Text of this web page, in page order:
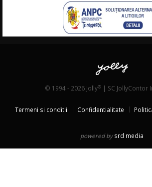
© 1994 - 2026 Jolly® | SC JollyContor
Termeni si conditii Confidentialitate
powered by srd media